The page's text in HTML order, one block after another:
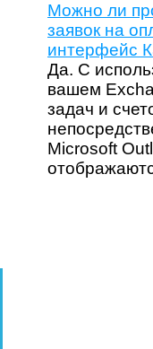
Можно ли
заявок на
интерфейс
Да. С
вашем
задач и
Microsoft